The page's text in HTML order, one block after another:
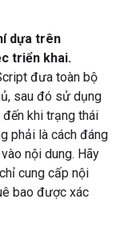
dựa trên
triển khai.
đưa toàn bộ
sau đó sử dụng
khi trạng thái
phải là cách đáng
nội dung. Hãy
cung cấp nội
bao được xác